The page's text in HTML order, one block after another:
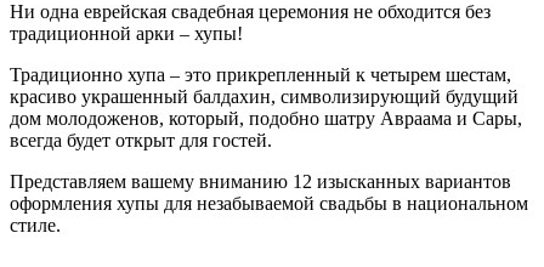
Ни одна еврейская свадебная церемония не обходится без
традиционной арки – хупы!
Традиционно хупа – это прикрепленный к четырем шестам,
красиво украшенный балдахин, символизирующий будущий
дом молодоженов, который, подобно шатру Авраама и Сары,
всегда будет открыт для гостей.
Представляем вашему вниманию 12 изысканных вариантов
оформления хупы для незабываемой свадьбы в национальном
стиле.